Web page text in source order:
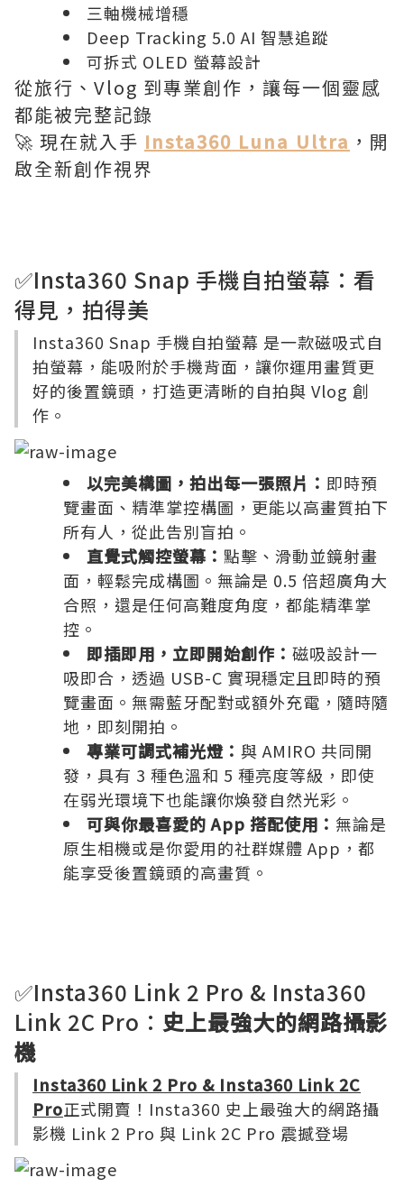
三軸機械增穩
Deep Tracking 5.0 AI 智慧追蹤
可拆式 OLED 螢幕設計
從旅行、Vlog 到專業創作，讓每一個靈感
都能被完整記錄
🚀 現在就入手 Insta360 Luna Ultra ，開
啟全新創作視界
✅Insta360 Snap 手機自拍螢幕：看
得見，拍得美
Insta360 Snap 手機自拍螢幕 是一款磁吸式自
拍螢幕，能吸附於手機背面，讓你運用畫質更
好的後置鏡頭，打造更清晰的自拍與 Vlog 創
作。
以完美構圖，拍出每一張照片： 即時預
覽畫面、精準掌控構圖，更能以高畫質拍下
所有人，從此告別盲拍。
直覺式觸控螢幕： 點擊、滑動並鏡射畫
面，輕鬆完成構圖。無論是 0.5 倍超廣角大
合照，還是任何高難度角度，都能精準掌
控。
即插即用，立即開始創作： 磁吸設計一
吸即合，透過 USB-C 實現穩定且即時的預
覽畫面。無需藍牙配對或額外充電，隨時隨
地，即刻開拍。
專業可調式補光燈： 與 AMIRO 共同開
發，具有 3 種色溫和 5 種亮度等級，即使
在弱光環境下也能讓你煥發自然光彩。
可與你最喜愛的 App 搭配使用： 無論是
原生相機或是你愛用的社群媒體 App，都
能享受後置鏡頭的高畫質。
✅Insta360 Link 2 Pro & Insta360
Link 2C Pro： 史上最強大的網路攝影
機
Insta360 Link 2 Pro & Insta360 Link 2C
Pro正式開賣！Insta360 史上最強大的網路攝
影機 Link 2 Pro 與 Link 2C Pro 震撼登場